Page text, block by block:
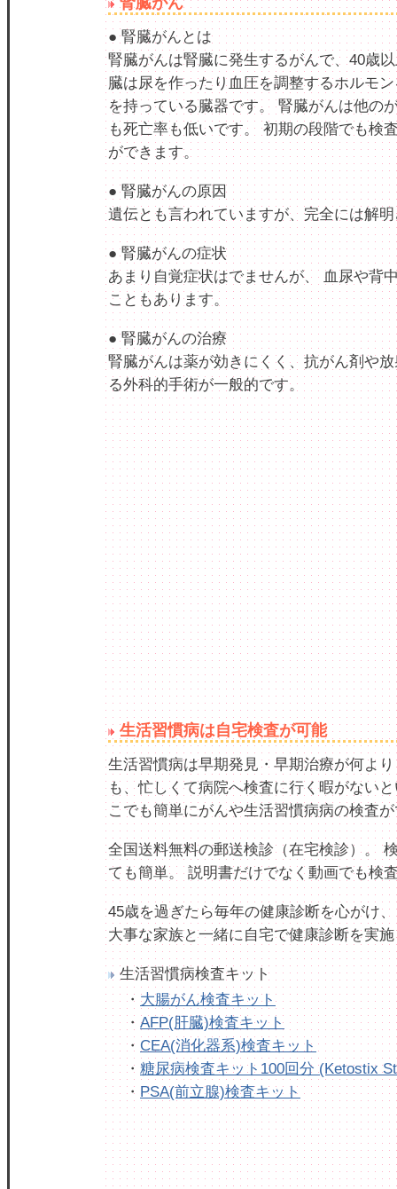
● 腎臓がんとは
腎臓がんは腎臓に発生するがんで、40歳
臓は尿を作ったり血圧を調整するホルモ
を持っている臓器です。 腎臓がんは他の
も死亡率も低いです。 初期の段階でも検
ができます。
● 腎臓がんの原因
遺伝とも言われていますが、完全には解
● 腎臓がんの症状
あまり自覚症状はでませんが、 血尿や背
こともあります。
● 腎臓がんの治療
腎臓がんは薬が効きにくく、抗がん剤や
る外科的手術が一般的です。
生活習慣病は自宅検査が可能
生活習慣病は早期発見・早期治療が何よ
も、忙しくて病院へ検査に行く暇がない
こでも簡単にがんや生活習慣病病の検査
全国送料無料の郵送検診（在宅検診）。
ても簡単。 説明書だけでなく動画でも検
45歳を過ぎたら毎年の健康診断を心がけ、
大事な家族と一緒に自宅で健康診断を実
生活習慣病検査キット
・ 大腸がん検査キット
・ AFP(肝臓)検査キット
・ CEA(消化器系)検査キット
・ 糖尿病検査キット100回分 (Ketostix
・ PSA(前立腺)検査キット